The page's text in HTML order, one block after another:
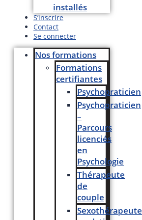
installés
S’inscrire
Contact
Se connecter
Nos formations
Formations
certifiantes
Psychopraticien
Psychopraticien
–
Parcours
licenciés
en
Psychologie
Thérapeute
de
couple
Sexothérapeute